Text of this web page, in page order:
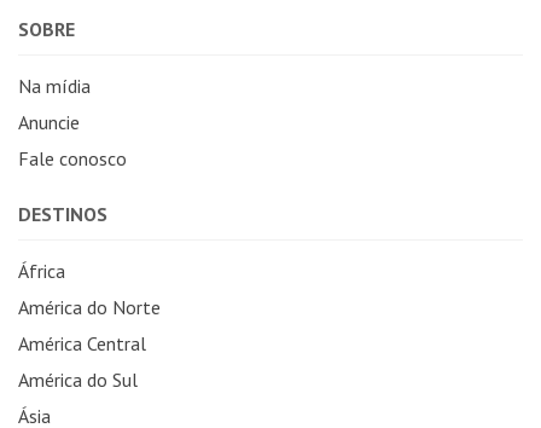
SOBRE
Na mídia
Anuncie
Fale conosco
DESTINOS
África
América do Norte
América Central
América do Sul
Ásia